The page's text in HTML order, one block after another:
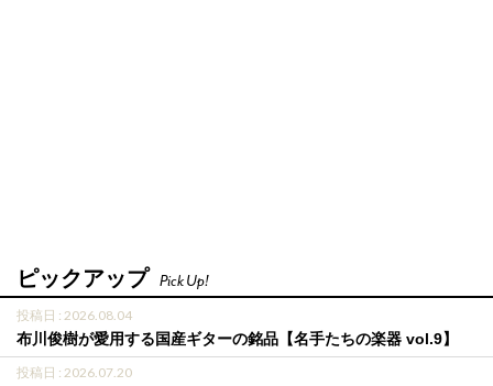
ピックアップ Pick Up!
投稿日 : 2026.08.04
布川俊樹が愛用する国産ギターの銘品【名手たちの楽器 vol.9】
投稿日 : 2026.07.20